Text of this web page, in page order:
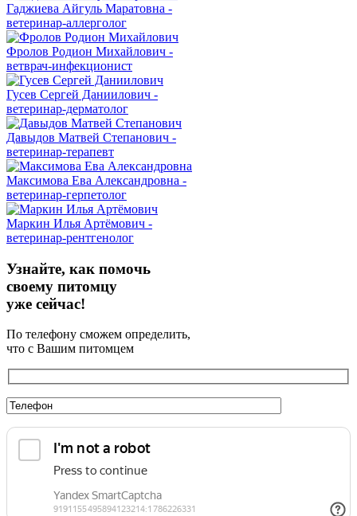
Гаджиева Айгуль Маратовна -
ветеринар-аллерголог
Фролов Родион Михайлович -
ветврач-инфекционист
Гусев Сергей Даниилович -
ветеринар-дерматолог
Давыдов Матвей Степанович -
ветеринар-терапевт
Максимова Ева Александровна -
ветеринар-герпетолог
Маркин Илья Артёмович -
ветеринар-рентгенолог
Узнайте, как помочь
своему питомцу
уже сейчас!
По телефону сможем определить,
что с Вашим питомцем